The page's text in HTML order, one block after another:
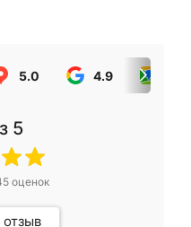
5.0 4.9
5
оценок
отзыв